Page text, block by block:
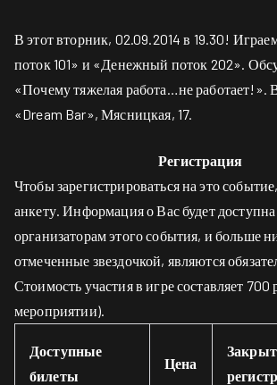
В этот вторник, 02.09.2014 в 19.30!
поток 101» и «Денежный поток 202».
«Почему тяжелая работа…не работает!».
«Dream Bar», Мясницкая, 17.
Регистрация
Чтобы зарегистрироваться на это
анкету. Информация о Вас будет доступна
организаторам этого события, и больше
отмеченные звездочкой, являются
Стоимость участия в игре составляет 700
мероприятии).
Доступные
билеты
Цена